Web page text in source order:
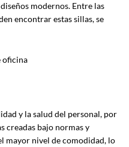
modernos. Entre las
encontrar estas sillas, se
y la salud del personal, por
creadas bajo normas y
mayor nivel de comodidad, lo